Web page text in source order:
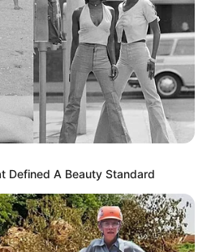
Defined A Beauty Standard